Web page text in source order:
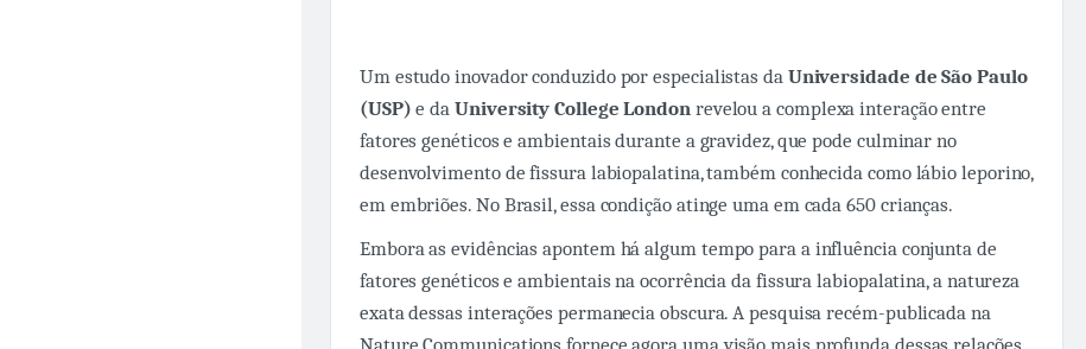
Um estudo inovador conduzido por especialistas da Universidade de São Paulo
(USP) e daUniversity College London revelou a complexa interação entre
fatores genéticos e ambientais durante a gravidez, que pode culminar no
desenvolvimento de fissura labiopalatina, também conhecida como lábio leporino,
em embriões. No Brasil, essa condição atinge uma em cada 650 crianças.
Embora as evidências apontem há algum tempo para a influência conjunta de
fatores genéticos e ambientais na ocorrência da fissura labiopalatina, a natureza
exata dessas interações permanecia obscura. A pesquisa recém-publicada na
Nature Communications fornece agora uma visão mais profunda dessas relações.